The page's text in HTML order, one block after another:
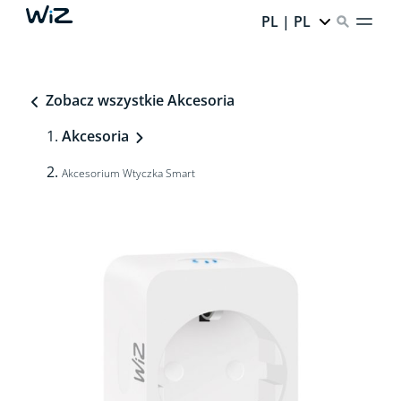
PL | PL
Zobacz wszystkie Akcesoria
Akcesoria
Akcesorium Wtyczka Smart